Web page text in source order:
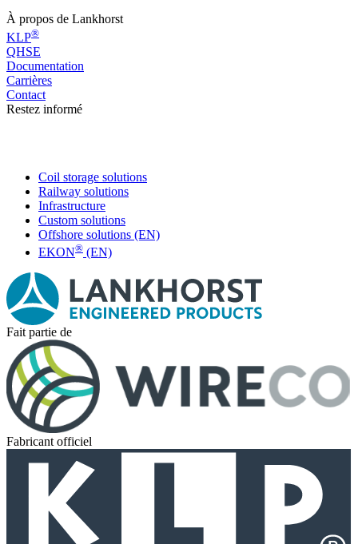
À propos de Lankhorst
KLP®
QHSE
Documentation
Carrières
Contact
Restez informé
Coil storage solutions
Railway solutions
Infrastructure
Custom solutions
Offshore solutions (EN)
EKON® (EN)
Fait partie de
Fabricant officiel